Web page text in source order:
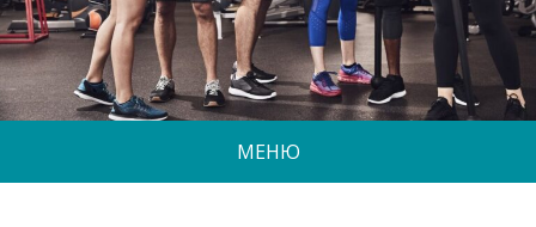
МЕНЮ